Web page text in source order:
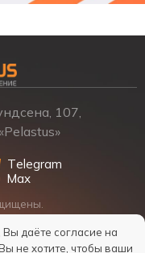
107,
Telegram
Max
о товарах и ценах не
условия поставки
у менеджеров.
даёте согласие на
не хотите, чтобы ваши